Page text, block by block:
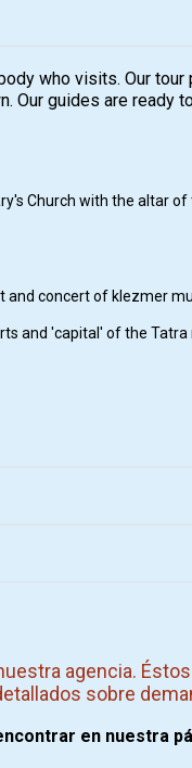
who visits. Our tour
Our guides are ready
Church with the altar
and concert of klezmer
and 'capital' of the
agencia.
sobre
en nuestra